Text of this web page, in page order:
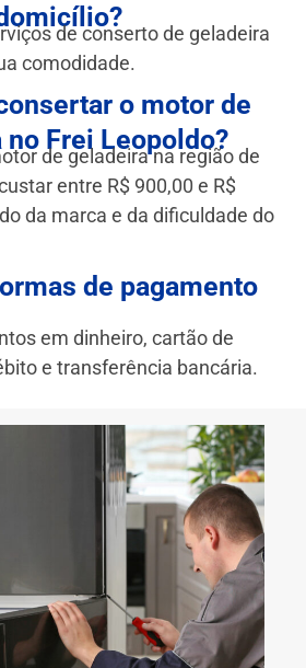
de conserto de geladeira
comodidade.
o motor de
Frei Leopoldo?
de geladeira na região de
entre R$ 900,00 e R$
da marca e da dificuldade do
de pagamento
em dinheiro, cartão de
e transferência bancária.